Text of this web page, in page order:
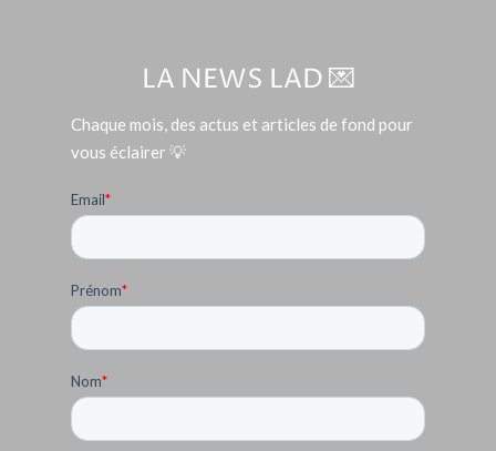
LA NEWS LAD 💌
Chaque mois, des actus et articles de fond pour
vous éclairer 💡
Email*
Prénom*
Nom*